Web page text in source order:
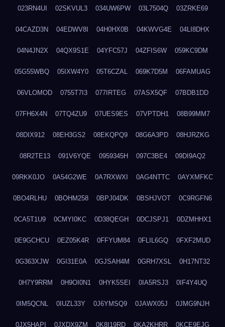
023RN4UI 02SKVUL3 034UW6PW 03L7504Q 03ZRKE69
04CAZD3N 04EDWV8I 04H0HX0B 04KWVG4E 04LI8DHX
04N4JN2X 04QX9S1E 04YFC57J 04ZFIS6W 059KC9DM
05G55WBQ 05IXW4Y0 05T6CZAL 069K7D5M 06FAMUAG
06VLOMOD 0755T7I3 077IRTEG 07ASX5QF 07BDB1DD
07FH6X4N 07TQ4ZU9 07UES9ES 07VPTDH1 08B99MM7
08DIX912 08EH3GS2 08EKQPQ9 08G6A3PD 08HJRZKG
08R2TE13 091V6YQE 0959345H 097C3BE4 09DI9AQ2
09RKK0JO 0A54G2WE 0A7RXWXI 0AG4NTTC 0AYXMFKC
0BO4RLHU 0BOHM258 0BPJ04DK 0BSHJVOT 0C9RGFN6
0CA5T1U9 0CMYI0KC 0D38QEGH 0DCJSPJ1 0DZMHHX1
0E9GCHCU 0EZ05K4R 0FFYUM84 0FLIL6GQ 0FXF2MUD
0G363XJW 0GI31E0A 0GJSAH4M 0GRH7XSL 0H17NT32
0H7Y9RRM 0H9OI0N1 0HYK5SEI 0IA5RSJ3 0IF4Y4UQ
0IM5QCNL 0IUZL33Y 0J6YMSQ9 0JAWX05J 0JMG9NJH
0JX5HAPI 0JXDX9ZM 0K8I19RD 0KA2KHRR 0KCE9EJG